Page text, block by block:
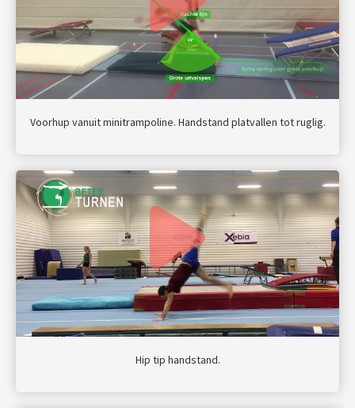
Voorhup vanuit minitrampoline. Handstand platvallen tot ruglig.
Hip tip handstand.